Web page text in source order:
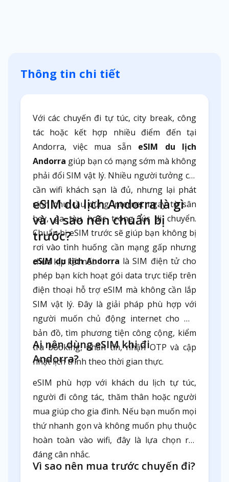
Thông tin chi tiết
Với các chuyến đi tự túc, city break, công
tác hoặc kết hợp nhiều điểm đến tại
Andorra, việc mua sẵn eSIM du lịch
Andorra giúp bạn có mạng sớm mà không
phải đổi SIM vật lý. Nhiều người tưởng chỉ
cần wifi khách sạn là đủ, nhưng lại phát
sinh nhu cầu dùng internet ngay từ sân
bay, ga tàu hoặc trong lúc di chuyển.
Chuẩn bị eSIM trước sẽ giúp bạn không bị
rơi vào tình huống cần mạng gấp nhưng
chưa kịp kết nối.
eSIM du lịch Andorra là gì
và vì sao nên chuẩn bị
trước?
eSIM du lịch Andorra là SIM điện tử cho
phép bạn kích hoạt gói data trực tiếp trên
điện thoại hỗ trợ eSIM mà không cần lắp
SIM vật lý. Đây là giải pháp phù hợp với
người muốn chủ động internet cho mở
bản đồ, tìm phương tiện công cộng, kiểm
tra booking, nhắn tin, nhận OTP và cập
nhật lịch trình theo thời gian thực.
Ai nên dùng eSIM khi đi
Andorra?
eSIM phù hợp với khách du lịch tự túc,
người đi công tác, thăm thân hoặc người
mua giúp cho gia đình. Nếu bạn muốn mọi
thứ nhanh gọn và không muốn phụ thuộc
hoàn toàn vào wifi, đây là lựa chọn rất
đáng cân nhắc.
Vì sao nên mua trước chuyến đi?